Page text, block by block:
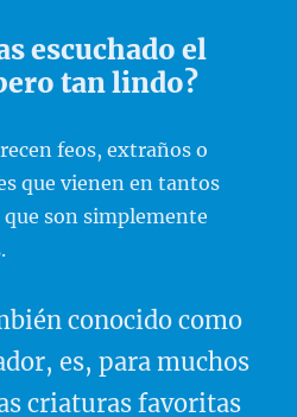
escuchado el
tan lindo?
feos, extraños o
que vienen en tantos
son simplemente
conocido como
es, para muchos
criaturas favoritas